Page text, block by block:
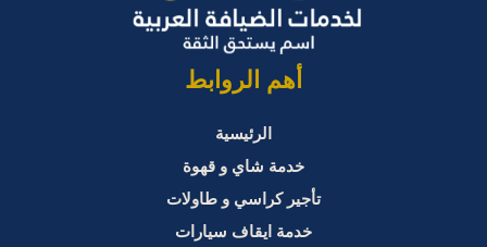
أهم الروابط
الرئيسية
خدمة شاي و قهوة
تأجير كراسي و طاولات
خدمة ايقاف سيارات